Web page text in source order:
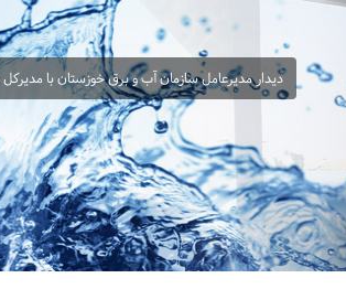
دیدار مدیرعامل سازمان آب و برق خوزستان با